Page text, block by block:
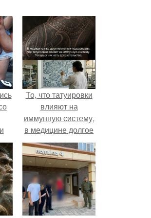
То, что татуировки
влияют на
иммунную систему,
в медицине долгое
время
рассматривалось
лишь как гипотеза.